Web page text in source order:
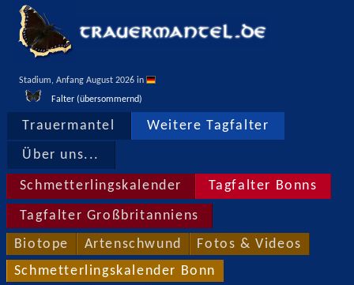
Stadium, Anfang August 2026 in
Falter (übersommernd)
Trauermantel Weitere Tagfalter
Über uns...
Schmetterlingskalender Tagfalter Bonns
Tagfalter Großbritanniens
Biotope Artenschwund Fotos & Videos
Schmetterlingskalender Bonn